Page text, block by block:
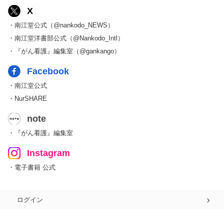
X
・南江堂公式（@nankodo_NEWS）
・南江堂洋書部公式（@Nankodo_Intl）
・『がん看護』編集室（@gankango）
Facebook
・南江堂公式
・NurSHARE
note
・『がん看護』編集室
Instagram
・電子書籍 公式
ログイン